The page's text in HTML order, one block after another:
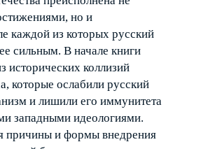
но и
каждой из которых русский
сильным. В начале книги
исторических коллизий
которые ослабили русский
и лишили его иммунитета
западными идеологиями.
причины и формы внедрения